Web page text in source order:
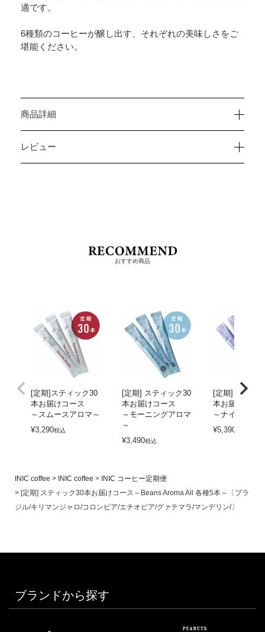
適です。
6種類のコーヒーが醸し出す、それぞれの美味しさをご
堪能ください。
商品詳細
レビュー
おすすめ商品
[定期]スティック30
本お届けコース
～スムースアロマ～
¥3,290税込
[定期] スティック30
本お届けコース
～モーニングアロマ
～
¥3,490税込
[定期] スティ
本お届けコー
～ナイトアロ
¥5,390
INIC coffee INIC coffee
INIC コーヒー定期便
[定期] スティック30本お届けコース～Beans Aroma All 各種5本～〔ブラ
ジル/キリマンジャロ/コロンビア/エチオピア/グァテマラ/マンデリン/〕
ブランドから探す